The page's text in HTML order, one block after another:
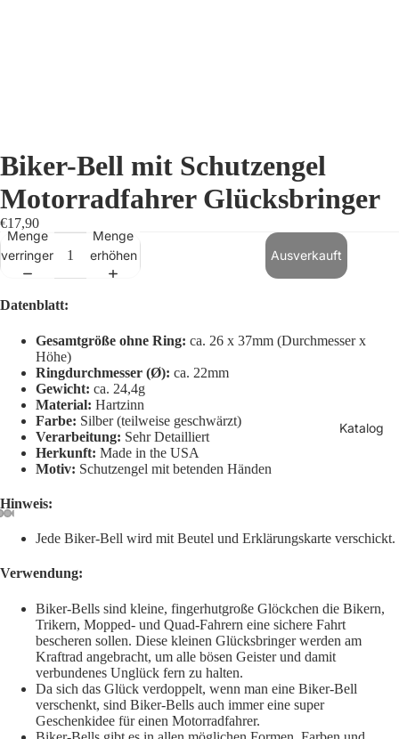
Katalog
Biker-Bell mit Schutzengel
Motorradfahrer Glücksbringer
€17,90
Menge
verringern
Menge
erhöhen
Ausverkauft
Datenblatt:
Gesamtgröße ohne Ring: ca. 26 x 37mm (Durchmesser x
Höhe)
Ringdurchmesser (Ø): ca. 22mm
Gewicht: ca. 24,4g
Material: Hartzinn
Farbe: Silber (teilweise geschwärzt)
Verarbeitung: Sehr Detailliert
Herkunft: Made in the USA
Motiv: Schutzengel mit betenden Händen
Hinweis:
Jede Biker-Bell wird mit Beutel und Erklärungskarte verschickt.
Verwendung:
Biker-Bells sind kleine, fingerhutgroße Glöckchen die Bikern,
Trikern, Mopped- und Quad-Fahrern eine sichere Fahrt
bescheren sollen. Diese kleinen Glücksbringer werden am
Kraftrad angebracht, um alle bösen Geister und damit
verbundenes Unglück fern zu halten.
Da sich das Glück verdoppelt, wenn man eine Biker-Bell
verschenkt, sind Biker-Bells auch immer eine super
Geschenkidee für einen Motorradfahrer.
Datenschutzerklärung
Widerrufsrecht